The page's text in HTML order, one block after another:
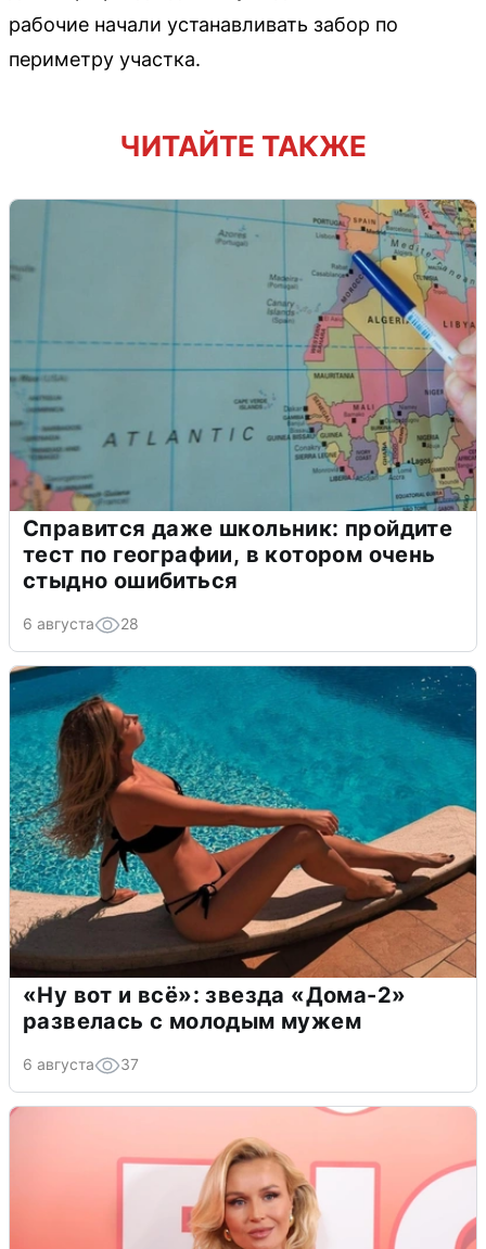
рабочие начали устанавливать забор по
периметру участка.
ЧИТАЙТЕ ТАКЖЕ
Справится даже школьник: пройдите
тест по географии, в котором очень
стыдно ошибиться
6 августа 28
«Ну вот и всё»: звезда «Дома-2»
развелась с молодым мужем
6 августа 37